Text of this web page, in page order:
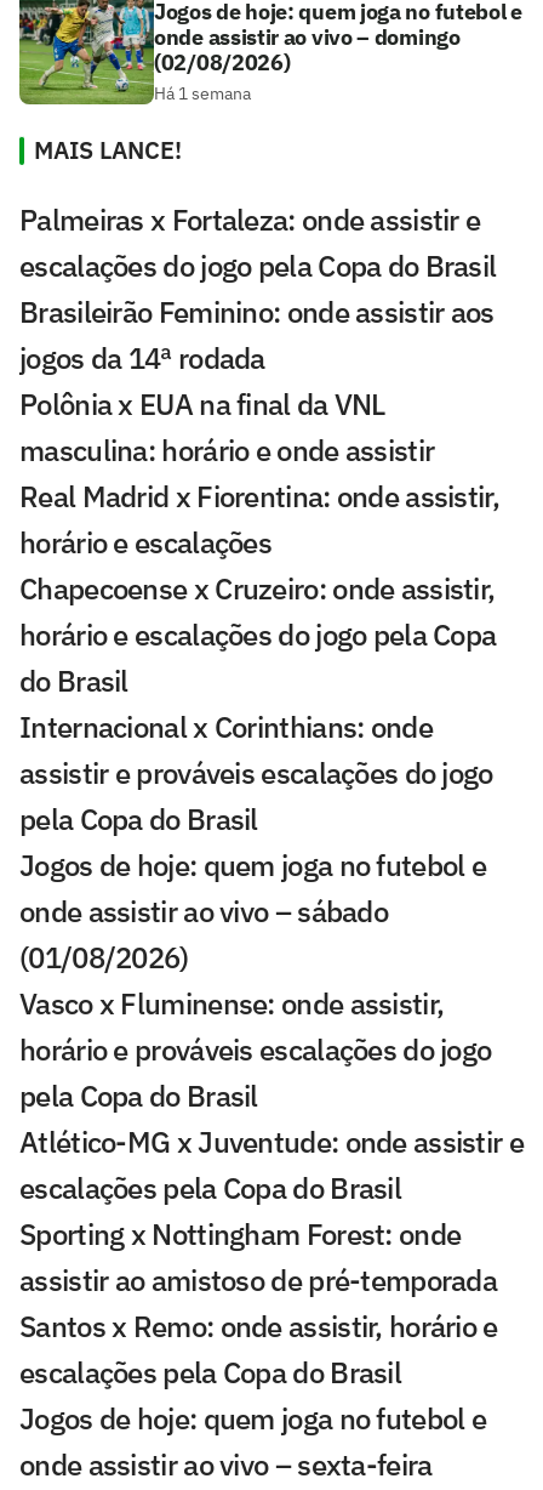
Jogos de hoje: quem joga no futebol e
onde assistir ao vivo – domingo
(02/08/2026)
Há 1 semana
MAIS LANCE!
Palmeiras x Fortaleza: onde assistir e
escalações do jogo pela Copa do Brasil
Brasileirão Feminino: onde assistir aos
jogos da 14ª rodada
Polônia x EUA na final da VNL
masculina: horário e onde assistir
Real Madrid x Fiorentina: onde assistir,
horário e escalações
Chapecoense x Cruzeiro: onde assistir,
horário e escalações do jogo pela Copa
do Brasil
Internacional x Corinthians: onde
assistir e prováveis escalações do jogo
pela Copa do Brasil
Jogos de hoje: quem joga no futebol e
onde assistir ao vivo – sábado
(01/08/2026)
Vasco x Fluminense: onde assistir,
horário e prováveis escalações do jogo
pela Copa do Brasil
Atlético-MG x Juventude: onde assistir e
escalações pela Copa do Brasil
Sporting x Nottingham Forest: onde
assistir ao amistoso de pré-temporada
Santos x Remo: onde assistir, horário e
escalações pela Copa do Brasil
Jogos de hoje: quem joga no futebol e
onde assistir ao vivo – sexta-feira